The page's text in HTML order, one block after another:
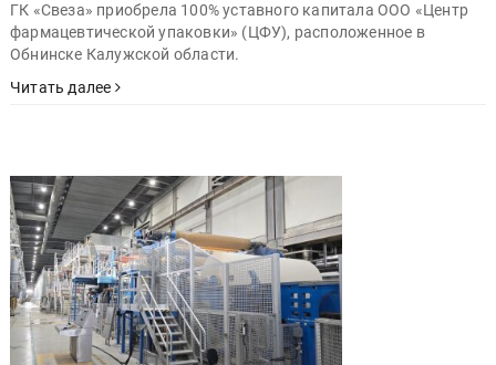
ГК «Свеза» приобрела 100% уставного капитала ООО «Центр
фармацевтической упаковки» (ЦФУ), расположенное в
Обнинске Калужской области.
Читать далее